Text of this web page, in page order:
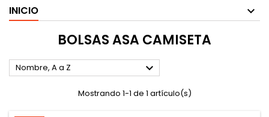
INICIO
BOLSAS ASA CAMISETA
Nombre, A a Z 
Mostrando 1-1 de 1 artículo(s)